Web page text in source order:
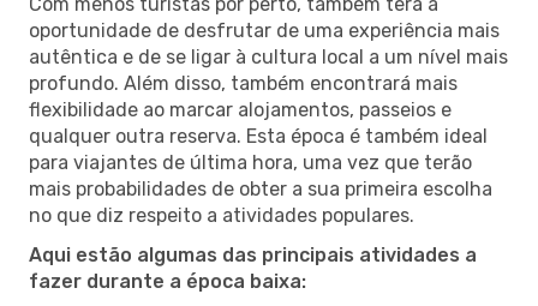
oportunidade de desfrutar de uma experiência mais
autêntica e de se ligar à cultura local a um nível mais
profundo. Além disso, também encontrará mais
flexibilidade ao marcar alojamentos, passeios e
qualquer outra reserva. Esta época é também ideal
para viajantes de última hora, uma vez que terão
mais probabilidades de obter a sua primeira escolha
no que diz respeito a atividades populares.
Aqui estão algumas das principais atividades a
fazer durante a época baixa: